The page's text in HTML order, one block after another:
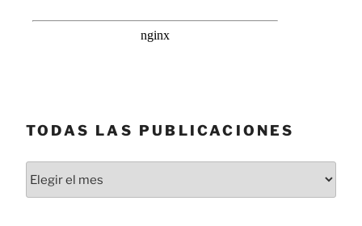
TODAS LAS PUBLICACIONES
Todas
las